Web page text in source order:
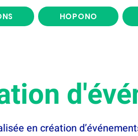
HOPONO
en création